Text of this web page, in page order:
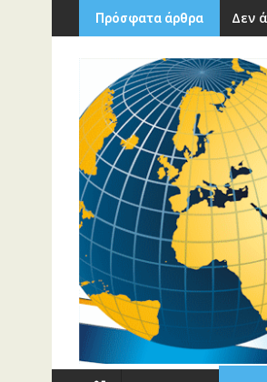
Περάστε
στο
περιεχόμενο
Πρόσφατα άρθρα Δεν